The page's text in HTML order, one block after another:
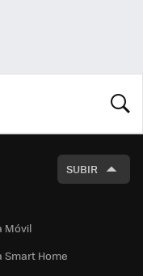
SUBIR
Móvil
Smart Home